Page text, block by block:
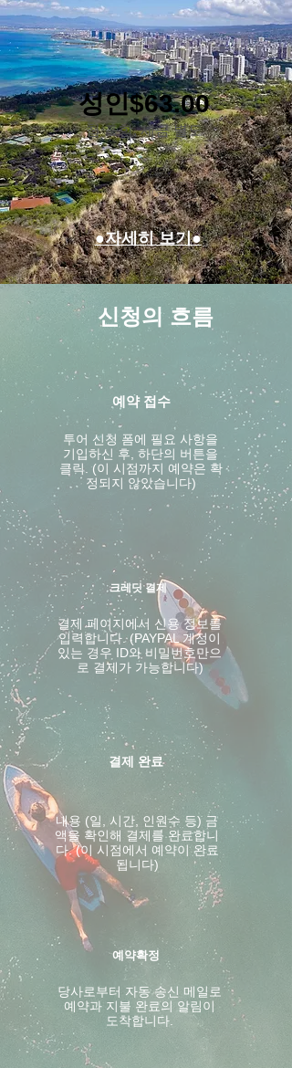
성인$63.00
칩 포함, 세금 별도
●자세히 보기●
신청의 흐름
예약 접수
투어 신청 폼에 필요 사항을
기입하신 후, 하단의 버튼을
클릭. (이 시점까지 예약은 확
정되지 않았습니다)
크레딧 결제
결제 페이지에서 신용 정보를
입력합니다. (PAYPAL 계정이
있는 경우 ID와 비밀번호만으
로 결제가 가능합니다)
결제 완료
내용 (일, 시간, 인원수 등) 금
액을 확인해 결제를 완료합니
다. (이 시점에서 예약이 완료
됩니다)
예약확정
​당사로부터 자동 송신 메일로
예약과 지불 완료의 알림이
도착합니다.